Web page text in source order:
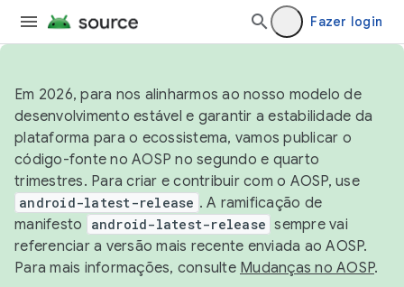
Fazer login
Em 2026, para nos alinharmos ao nosso modelo de
desenvolvimento estável e garantir a estabilidade da
plataforma para o ecossistema, vamos publicar o
código-fonte no AOSP no segundo e quarto
trimestres. Para criar e contribuir com o AOSP, use
android-latest-release . A ramificação de
manifesto
android-latest-release sempre vai
referenciar a versão mais recente enviada ao AOSP.
Para mais informações, consulte Mudanças no AOSP.